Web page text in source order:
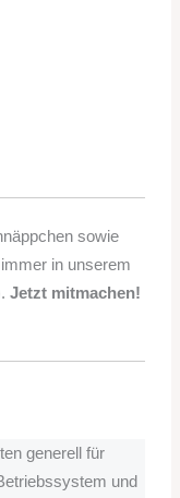
sowie
in unserem
Jetzt mitmachen!
generell für
und